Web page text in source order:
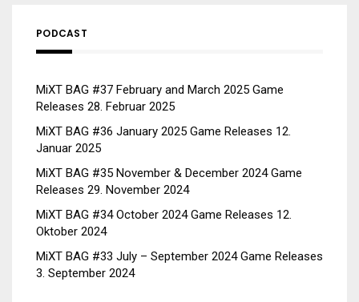
PODCAST
MiXT BAG #37 February and March 2025 Game
Releases 28. Februar 2025
MiXT BAG #36 January 2025 Game Releases 12.
Januar 2025
MiXT BAG #35 November & December 2024 Game
Releases 29. November 2024
MiXT BAG #34 October 2024 Game Releases 12.
Oktober 2024
MiXT BAG #33 July – September 2024 Game Releases
3. September 2024